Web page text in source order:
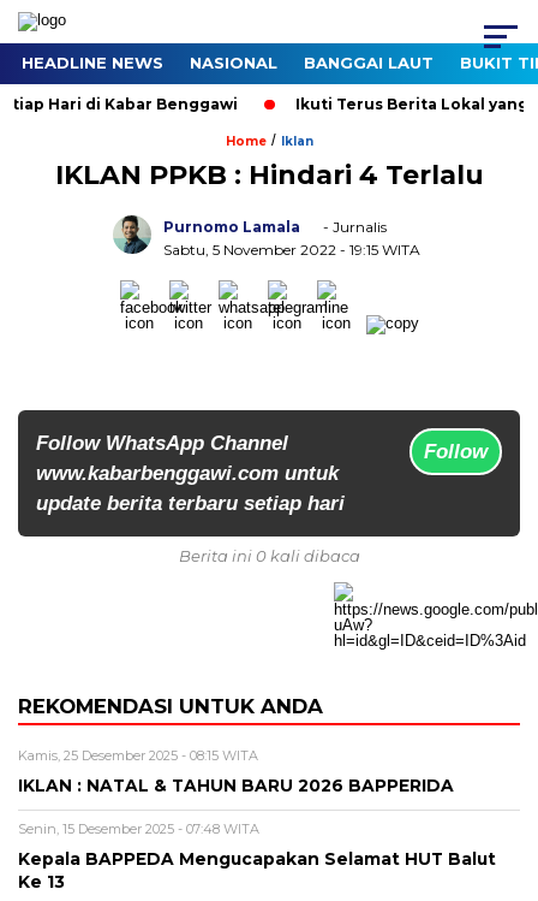
HEADLINE NEWS NASIONAL BANGGAI LAUT BUKIT
Hari di Kabar Benggawi Ikuti Terus Berita Lokal yang
Home/ Iklan
IKLAN PPKB : Hindari 4 Terlalu
Purnomo Lamala
- Jurnalis
Sabtu, 5 November 2022 - 19:15 WITA
Follow WhatsApp Channel
www.kabarbenggawi.com untuk
update berita terbaru setiap hari
Follow
Berita ini 0 kali dibaca
REKOMENDASI UNTUK ANDA
Kamis, 25 Desember 2025 - 08:15 WITA
IKLAN : NATAL & TAHUN BARU 2026 BAPPERIDA
Senin, 15 Desember 2025 - 07:48 WITA
Kepala BAPPEDA Mengucapakan Selamat HUT Balut
Ke 13